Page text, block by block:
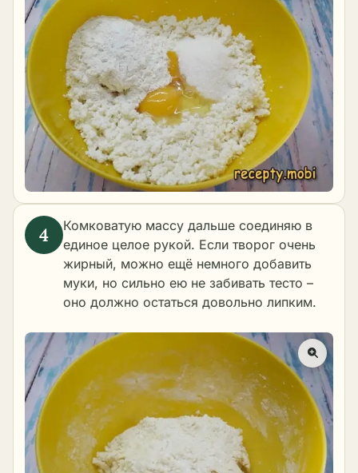
Комковатую массу дальше соединяю в
единое целое рукой. Если творог очень
жирный, можно ещё немного добавить
муки, но сильно ею не забивать тесто –
оно должно остаться довольно липким.